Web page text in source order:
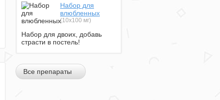
Набор для
влюбленных
(10х100 мг)
Набор для двоих, добавь
страсти в постель!
Все препараты